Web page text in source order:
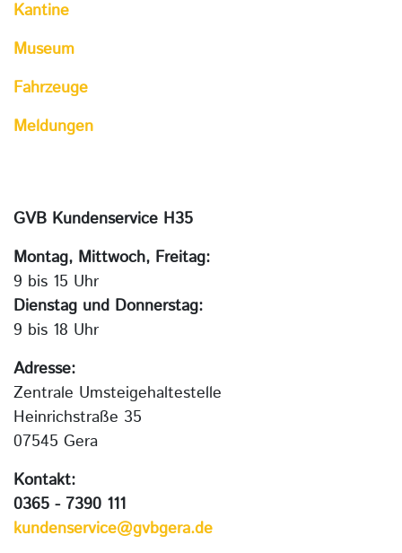
Kantine
Museum
Fahrzeuge
Meldungen
GVB Kundenservice H35
Montag, Mittwoch, Freitag:
9 bis 15 Uhr
Dienstag und Donnerstag:
9 bis 18 Uhr
Adresse:
Zentrale Umsteigehaltestelle
Heinrichstraße 35
07545 Gera
Kontakt:
0365 - 7390 111
kundenservice@gvbgera.de